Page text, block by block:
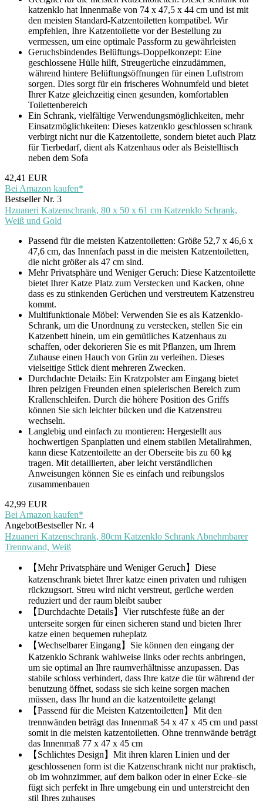
katzenklo hat Innenmaße von 74 x 47,5 x 44 cm und ist mit
den meisten Standard-Katzentoiletten kompatibel. Wir
empfehlen, Ihre Katzentoilette vor der Bestellung zu
vermessen, um eine optimale Passform zu gewährleisten
Geruchsbindendes Belüftungs-Doppelkonzept: Eine
geschlossene Hülle hilft, Streugerüche einzudämmen,
während hintere Belüftungsöffnungen für einen Luftstrom
sorgen. Dies sorgt für ein frischeres Wohnumfeld und bietet
Ihrer Katze gleichzeitig einen gesunden, komfortablen
Toilettenbereich
Ein Schrank, vielfältige Verwendungsmöglichkeiten, mehr
Einsatzmöglichkeiten: Dieses katzenklo geschlossen schrank
verbirgt nicht nur die Katzentoilette, sondern bietet auch Platz
für Tierbedarf, dient als Katzenhaus oder als Beistelltisch
neben dem Sofa
42,41 EUR
Bei Amazon kaufen*
Bestseller Nr. 3
Hzuaneri Katzenschrank, 80 x 50 x 61 cm Katzenklo Schrank,
Weiß und Gold
Passend für die meisten Katzentoiletten: Größe 52,7 x 46,6 x
47,6 cm, das Innenfach passt in die meisten Katzentoiletten,
die nicht größer als 47 cm sind.
Mehr Privatsphäre und Weniger Geruch: Diese Katzentoilette
bietet Ihrer Katze Platz zum Verstecken und Kacken, ohne
dass es zu stinkenden Gerüchen und verstreutem Katzenstreu
kommt.
Multifunktionale Möbel: Verwenden Sie es als Katzenklo-
Schrank, um die Unordnung zu verstecken, stellen Sie ein
Katzenbett hinein, um ein gemütliches Katzenhaus zu
schaffen, oder dekorieren Sie es mit Pflanzen, um Ihrem
Zuhause einen Hauch von Grün zu verleihen. Dieses
vielseitige Stück dient mehreren Zwecken.
Durchdachte Details: Ein Kratzpolster am Eingang bietet
Ihren pelzigen Freunden einen spielerischen Bereich zum
Krallenschleifen. Durch die höhere Position des Griffs
können Sie sich leichter bücken und die Katzenstreu
wechseln.
Langlebig und einfach zu montieren: Hergestellt aus
hochwertigen Spanplatten und einem stabilen Metallrahmen,
kann diese Katzentoilette an der Oberseite bis zu 60 kg
tragen. Mit detaillierten, aber leicht verständlichen
Anweisungen können Sie es einfach und reibungslos
zusammenbauen
42,99 EUR
Bei Amazon kaufen*
AngebotBestseller Nr. 4
Hzuaneri Katzenschrank, 80cm Katzenklo Schrank Abnehmbarer
Trennwand, Weiß
【Mehr Privatsphäre und Weniger Geruch】Diese
katzenschrank bietet Ihrer katze einen privaten und ruhigen
rückzugsort. Streu wird nicht verstreut, gerüche werden
reduziert und der raum bleibt sauber
【Durchdachte Details】Vier rutschfeste füße an der
unterseite sorgen für einen sicheren stand und bieten Ihrer
katze einen bequemen ruheplatz
【Wechselbarer Eingang】Sie können den eingang der
Katzenklo Schrank wahlweise links oder rechts anbringen,
um sie optimal an Ihre raumverhältnisse anzupassen. Das
stabile schloss verhindert, dass Ihre katze die tür während der
benutzung öffnet, sodass sie sich keine sorgen machen
müssen, dass Ihr hund an die katzentoilette gelangt
【Passend für die Meisten Katzentoiletten】Mit den
trennwänden beträgt das Innenmaß 54 x 47 x 45 cm und passt
somit in die meisten katzentoiletten. Ohne trennwände beträgt
das Innenmaß 77 x 47 x 45 cm
【Schlichtes Design】Mit ihren klaren Linien und der
geschlossenen form ist die Katzenschrank nicht nur praktisch,
ob im wohnzimmer, auf dem balkon oder in einer Ecke–sie
fügt sich perfekt in Ihre umgebung ein und unterstreicht den
stil Ihres zuhauses